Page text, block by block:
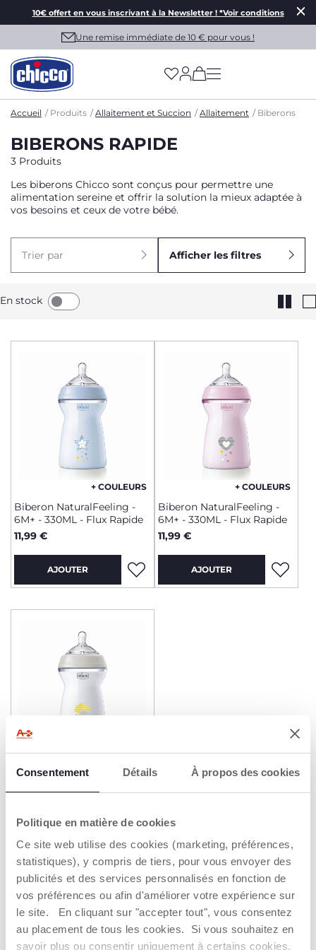
Consentement Détails À propos des cookies
Politique en matière de cookies
Ce site web utilise des cookies (marketing, préférences,
statistiques), y compris de tiers, pour vous envoyer des
publicités et des services personnalisés en fonction de
vos préférences ou afin d'améliorer votre expérience sur
le site. En cliquant sur "accepter tout", vous consentez
au placement de tous les cookies. Si vous souhaitez en
savoir plus ou consentir uniquement à certains cookies,
10€ offert en vous inscrivant à la Newsletter ! *Voir conditions
Une remise immédiate de 10 € pour vous !
(has more options
Accueil Produits Allaitement et Succion Allaitement Biberons
BIBERONS RAPIDE
3 Produits
Les biberons Chicco sont conçus pour permettre une
alimentation sereine et offrir la solution la mieux adaptée à
vos besoins et ceux de votre bébé.
Trier par Afficher les filtres
En stock
+ COULEURS
Biberon NaturalFeeling -
6M+ - 330ML - Flux Rapide
11,99 €
AJOUTER
+ COULEURS
Biberon NaturalFeeling -
6M+ - 330ML - Flux Rapide
11,99 €
AJOUTER
+ COULEURS
Biberon NaturalFeeling -
AJOUTER
LES BIBERONS CHICCO
Véritable symbole de la petite enfance, le biberon est un
produit indispensable tant lorsqu'il n'est pas possible
d'allaiter que lorsque l'on veut faciliter la transition du bébé